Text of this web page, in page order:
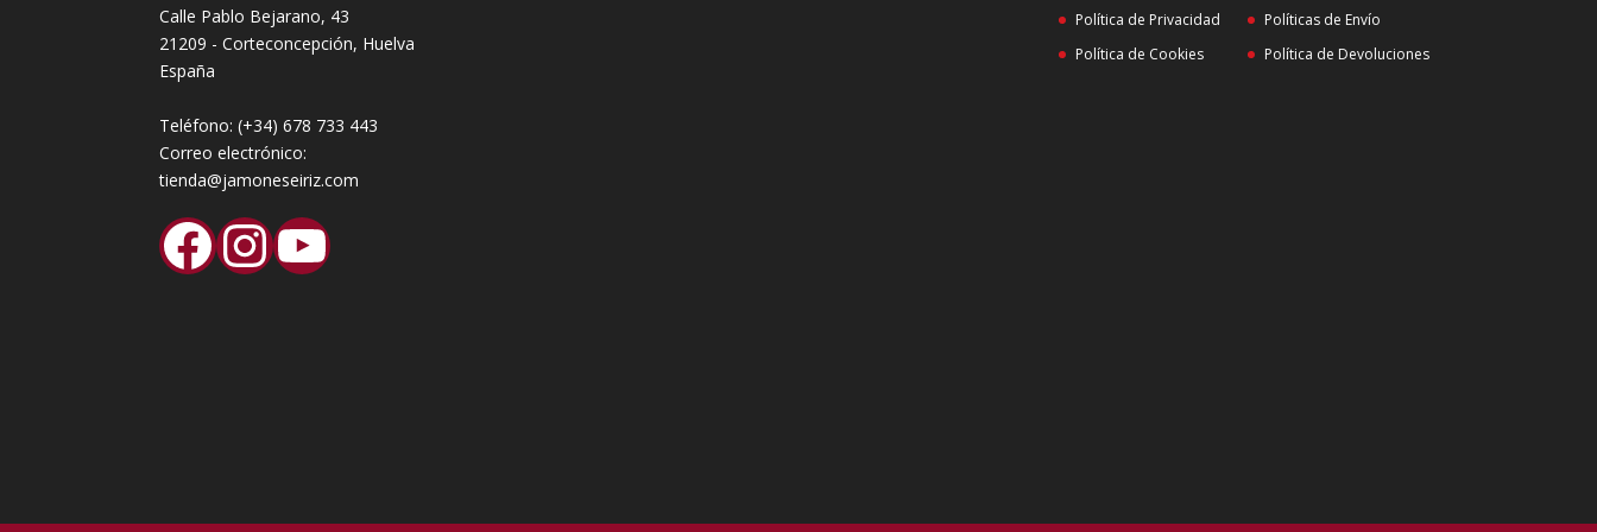
Calle Pablo Bejarano, 43
21209 - Corteconcepción, Huelva
España
Teléfono:(+34) 678 733 443
Correo electrónico:
tienda@jamoneseiriz.com
Facebook
Instagram
YouTube
Política de Privacidad
Política de Cookies
Políticas de Envío
Política de Devoluciones